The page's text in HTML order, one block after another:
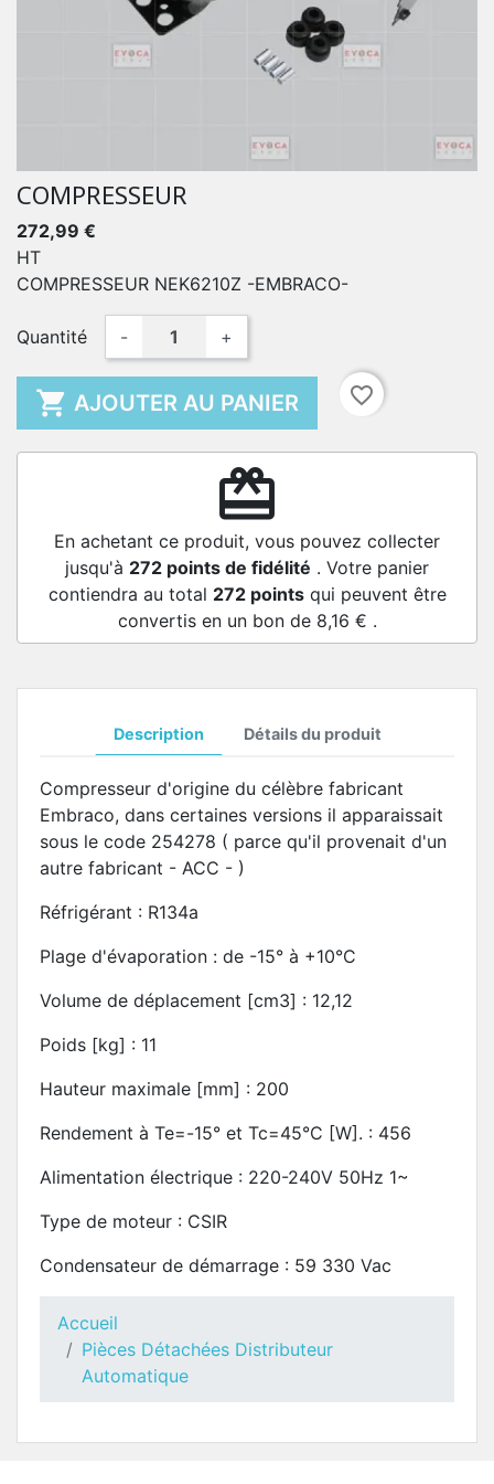
COMPRESSEUR
272,99 €
HT
COMPRESSEUR NEK6210Z -EMBRACO-
Quantité - +
 AJOUTER AU PANIER favorite_border
redeem
En achetant ce produit, vous pouvez collecter
jusqu'à 272 points de fidélité . Votre panier
contiendra au total 272pointsqui peuvent être
convertis en un bon de 8,16 € .
Description Détails du produit
Compresseur d'origine du célèbre fabricant
Embraco, dans certaines versions il apparaissait
sous le code 254278 ( parce qu'il provenait d'un
autre fabricant - ACC - )
Réfrigérant : R134a
Plage d'évaporation : de -15° à +10°C
Volume de déplacement [cm3] : 12,12
Poids [kg] : 11
Hauteur maximale [mm] : 200
Rendement à Te=-15° et Tc=45°C [W]. : 456
Alimentation électrique : 220-240V 50Hz 1~
Type de moteur : CSIR
Condensateur de démarrage : 59 330 Vac
Accueil
Pièces Détachées Distributeur
Automatique